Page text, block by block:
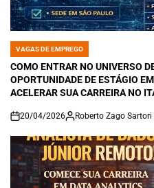
POSTED
IN
VAGAS DE EMPREGO
COMO ENTRAR NO UNIVERSO
OPORTUNIDADE DE ESTÁGIO
ACELERAR SUA CARREIRA NO
on
20/04/2026 Roberto Zago Sartori